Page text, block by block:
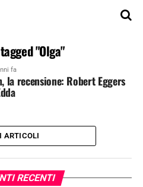
"Olga"
fa
la recensione: Robert Eggers
ARTICOLI
RECENTI